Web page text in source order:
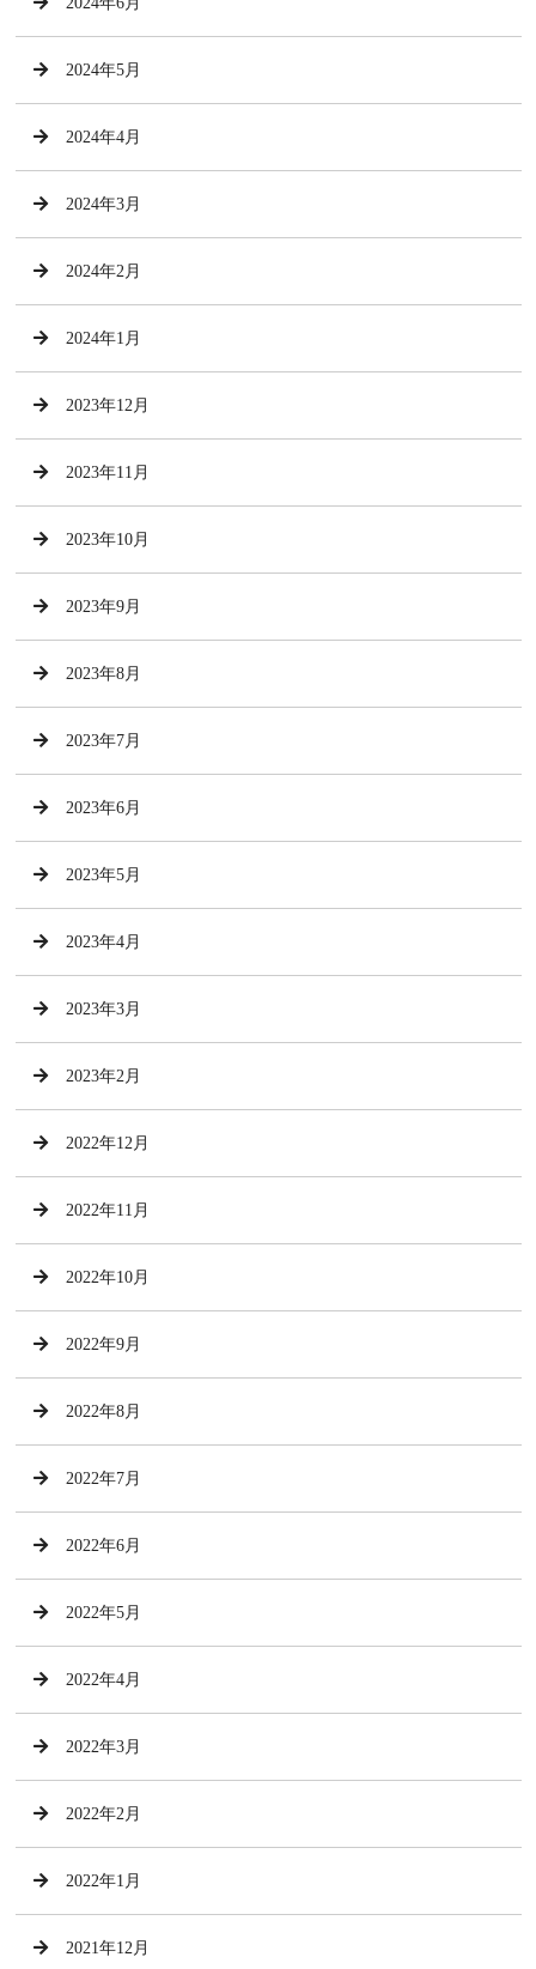
2024年5月
2024年4月
2024年3月
2024年2月
2024年1月
2023年12月
2023年11月
2023年10月
2023年9月
2023年8月
2023年7月
2023年6月
2023年5月
2023年4月
2023年3月
2023年2月
2022年12月
2022年11月
2022年10月
2022年9月
2022年8月
2022年7月
2022年6月
2022年5月
2022年4月
2022年3月
2022年2月
2022年1月
2021年12月